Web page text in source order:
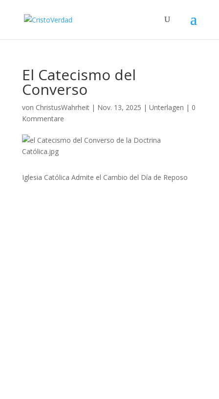
El Catecismo del
Converso
von ChristusWahrheit| Nov. 13, 2025 | Unterlagen | 0
Kommentare
Iglesia Católica Admite el Cambio del Día de Reposo